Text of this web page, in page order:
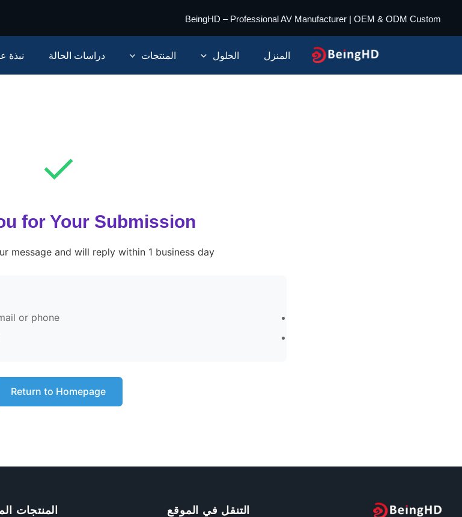
BeingHD – Professional AV Manufacturer | OEM & ODM Custom
المنزل الحلول المنتجات دراسات الحالة نبذة
✓
for Your Submission!
message and will reply within 1 business day.
or phone
Return to Homepage
التنقل في الموقع المنتجات